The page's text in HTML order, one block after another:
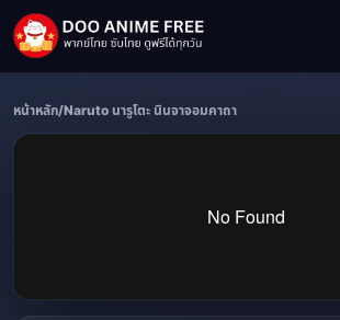
หน้าหลัก/Naruto นารูโตะ นินจาจอมคาถา